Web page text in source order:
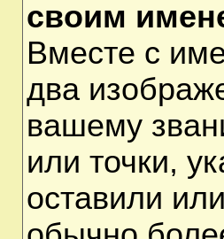
своим
Вместе с
два
вашему
или точки,
оставили